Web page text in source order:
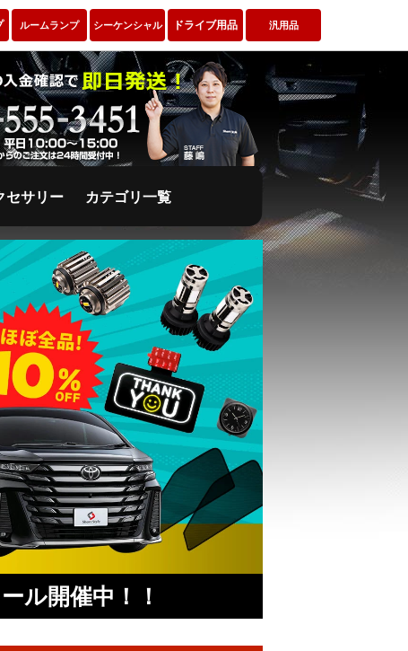
ルームランプ シーケンシャル ドライブ用品 汎用品